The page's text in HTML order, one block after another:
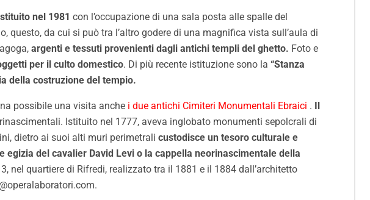
nel 1981 con l’occupazione di una sala posta alle spalle del
questo, da cui si può tra l’altro godere di una magnifica vista sull’aula di
argenti e tessuti provenienti dagli antichi templi del ghetto. Foto e
per il culto domestico. Di più recente istituzione sono la “Stanza
della costruzione del tempio.
possibile una visita anche i due antichi Cimiteri Monumentali Ebraici .
Istituito nel 1777, aveva inglobato monumenti sepolcrali di
dietro ai suoi alti muri perimetrali custodisce un tesoro culturale e
del cavalier David Levi o la cappella neorinascimentale della
quartiere di Rifredi, realizzato tra il 1881 e il 1884 dall’architetto